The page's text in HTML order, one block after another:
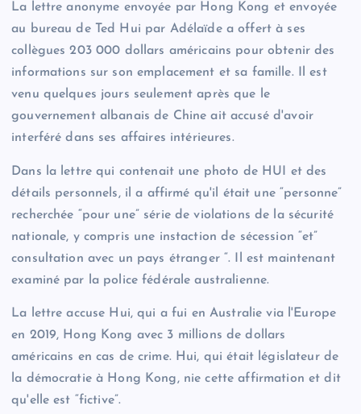
La lettre anonyme envoyée par Hong Kong et envoyée
au bureau de Ted Hui par Adélaïde a offert à ses
collègues 203 000 dollars américains pour obtenir des
informations sur son emplacement et sa famille. Il est
venu quelques jours seulement après que le
gouvernement albanais de Chine ait accusé d'avoir
interféré dans ses affaires intérieures.
Dans la lettre qui contenait une photo de HUI et des
détails personnels, il a affirmé qu'il était une “personne”
recherchée “pour une” série de violations de la sécurité
nationale, y compris une instaction de sécession “et”
consultation avec un pays étranger “. Il est maintenant
examiné par la police fédérale australienne.
La lettre accuse Hui, qui a fui en Australie via l'Europe
en 2019, Hong Kong avec 3 millions de dollars
américains en cas de crime. Hui, qui était législateur de
la démocratie à Hong Kong, nie cette affirmation et dit
qu'elle est “fictive”.